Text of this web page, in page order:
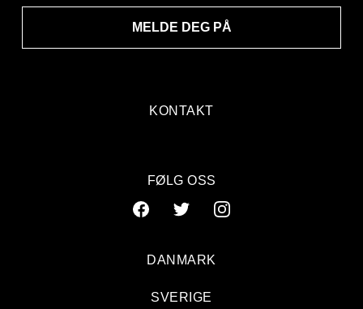
KONTAKT
MELDE DEG PÅ
FØLG OSS
DANMARK
SVERIGE